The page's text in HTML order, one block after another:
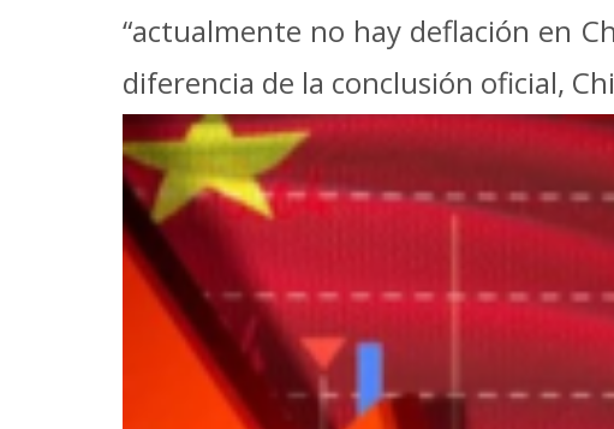
“actualmente no hay deflación en
diferencia de la conclusión oficial,